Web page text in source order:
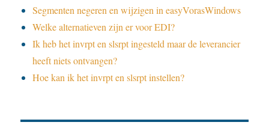
Segmenten negeren en wijzigen in easyVorasWindows
Welke alternatieven zijn er voor EDI?
Ik heb het invrpt en slsrpt ingesteld maar de leverancier
heeft niets ontvangen?
Hoe kan ik het invrpt en slsrpt instellen?